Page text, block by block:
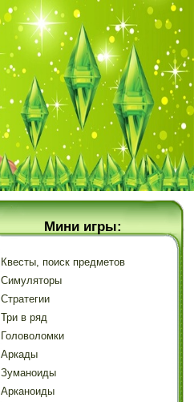
Мини игры:
Квесты, поиск предметов
Симуляторы
Стратегии
Три в ряд
Головоломки
Аркады
Зуманоиды
Арканоиды